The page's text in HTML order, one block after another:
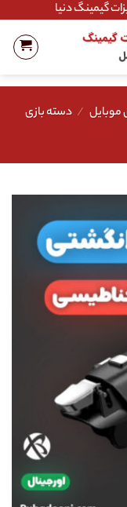
گیمینگ دنیا
موبایل / دسته بازی